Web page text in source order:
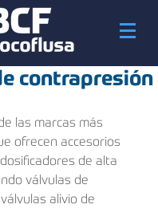
contrapresión
las marcas más
ofrecen accesorios
de alta
válvulas de
alivio de